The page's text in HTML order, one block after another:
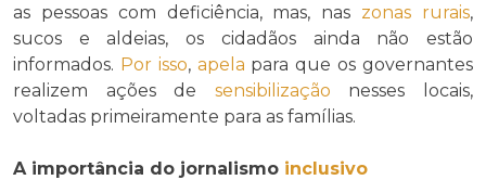
as pessoas com deficiência, mas, nas zonas rurais,
sucos e aldeias, os cidadãos ainda não estão
informados. Por isso, apela para que os governantes
realizem ações de sensibilização nesses locais,
voltadas primeiramente para as famílias.
A importância do jornalismo inclusivo